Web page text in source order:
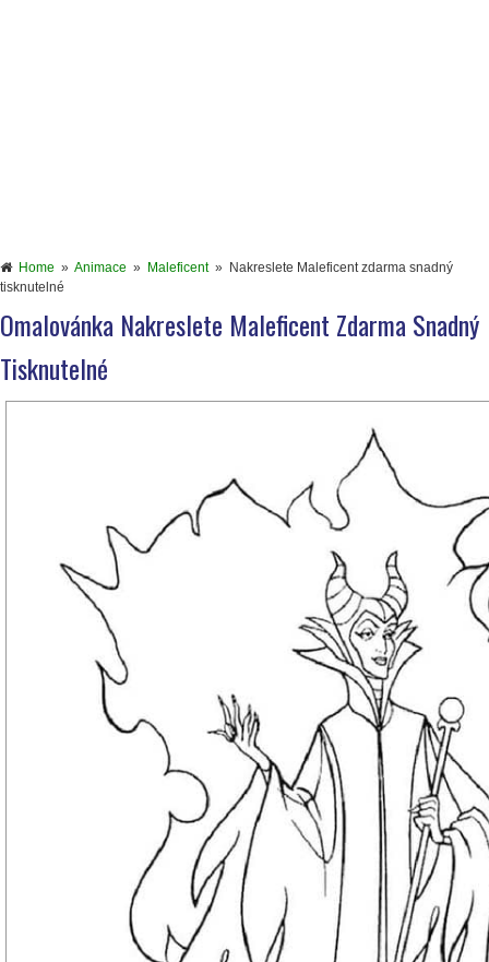
Home » Animace » Maleficent» Nakreslete Maleficent zdarma snadný
tisknutelné
Omalovánka Nakreslete Maleficent Zdarma Snadný
Tisknutelné